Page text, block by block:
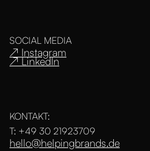
SOCIAL MEDIA
↗ Instagram
↗ LinkedIn
KONTAKT:
T: +49 30 21923709
hello@helpingbrands.de